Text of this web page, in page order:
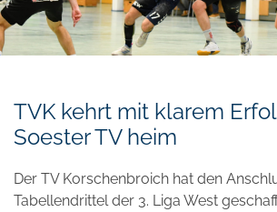
TVK kehrt mit klarem
Soester TV heim
Der TV Korschenbroich hat den
Tabellendrittel der 3. Liga West